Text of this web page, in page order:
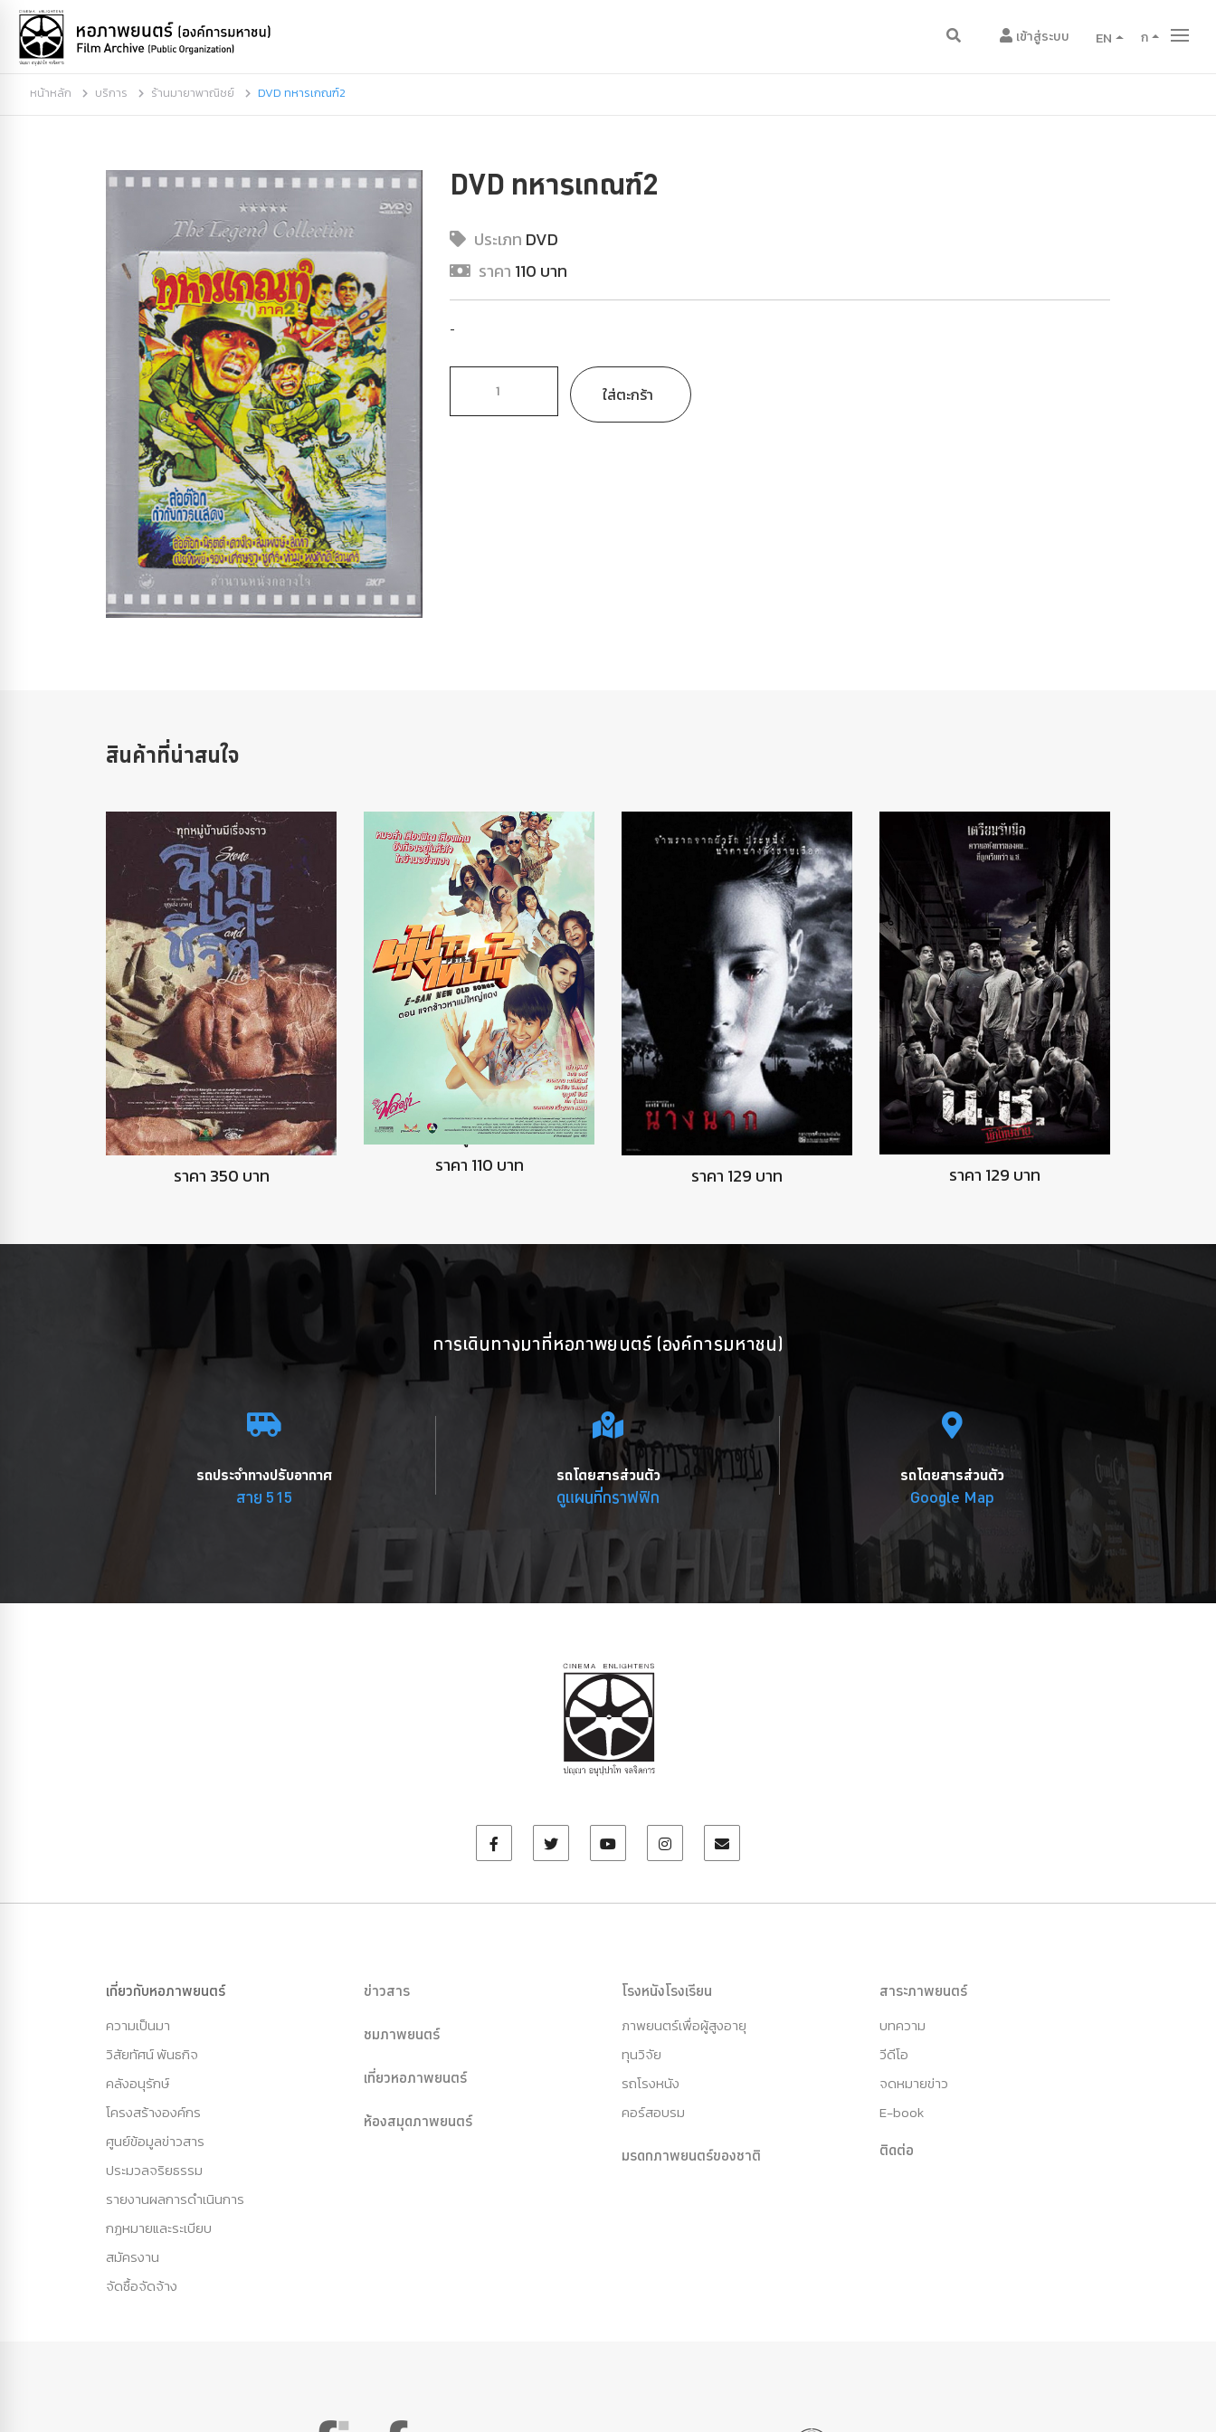
เข้าสู่ระบบ EN ก
หน้าหลัก บริการ ร้านมายาพาณิชย์ DVD ทหารเกณฑ์2
DVD ทหารเกณฑ์2
ประเภท DVD
ราคา 110 บาท
-
ใส่ตะกร้า
สินค้าที่น่าสนใจ
DVD ฉากและชีวิต
ราคา 350 บาท
DVD ผู้บ่าวไทบ้าน2
ราคา 110 บาท ราคา 129 บาท
DVD นักโทษชาย
ราคา 129 บาท
การเดินทางมาที่หอภาพยนตร์ (องค์การมหาชน)
รถประจำทางปรับอากาศ
สาย 515
รถโดยสารส่วนตัว
ดูแผนที่กราฟฟิก
รถโดยสารส่วนตัว
Google Map
เกี่ยวกับหอภาพยนตร์
ความเป็นมา
วิสัยทัศน์ พันธกิจ
คลังอนุรักษ์
โครงสร้างองค์กร
ศูนย์ข้อมูลข่าวสาร
ประมวลจริยธรรม
รายงานผลการดำเนินการ
กฏหมายและระเบียบ
สมัครงาน
จัดซื้อจัดจ้าง
ข่าวสาร
ชมภาพยนตร์
เที่ยวหอภาพยนตร์
ห้องสมุดภาพยนตร์
โรงหนังโรงเรียน
ภาพยนตร์เพื่อผู้สูงอายุ
ทุนวิจัย
รถโรงหนัง
คอร์สอบรม
มรดกภาพยนตร์ของชาติ
สาระภาพยนตร์
บทความ
วีดีโอ
จดหมายข่าว
E-book
ติดต่อ